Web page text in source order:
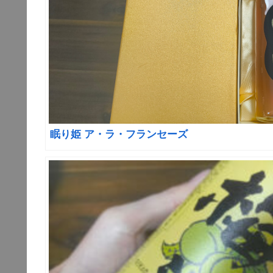
眠り姫 ア・ラ・フランセーズ